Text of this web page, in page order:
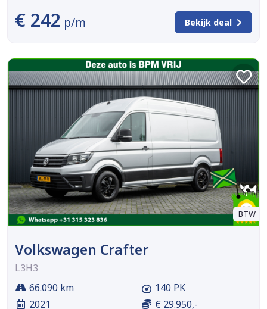
€ 242 p/m Bekijk deal
BTW
Volkswagen Crafter
L3H3
66.090 km
2021
140 PK
€ 29.950,-